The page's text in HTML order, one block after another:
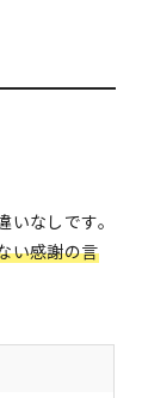
なしです。
い感謝の言